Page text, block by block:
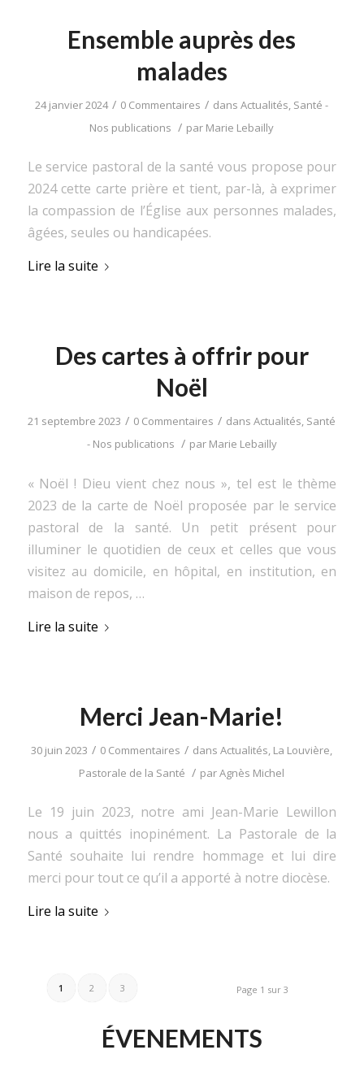
Ensemble auprès des
malades
24 janvier 2024 / 0 Commentaires / dansActualités, Santé -
Nos publications / par Marie Lebailly
Le service pastoral de la santé vous propose pour
2024 cette carte prière et tient, par-là, à exprimer
la compassion de l’Église aux personnes malades,
âgées, seules ou handicapées.
Lire la suite
Des cartes à offrir pour
Noël
21 septembre 2023 / 0 Commentaires / dansActualités, Santé
- Nos publications / par Marie Lebailly
« Noël ! Dieu vient chez nous », tel est le thème
2023 de la carte de Noël proposée par le service
pastoral de la santé. Un petit présent pour
illuminer le quotidien de ceux et celles que vous
visitez au domicile, en hôpital, en institution, en
maison de repos, …
Lire la suite
Merci Jean-Marie!
30 juin 2023 / 0 Commentaires / dansActualités, La Louvière,
Pastorale de la Santé / parAgnès Michel
Le 19 juin 2023, notre ami Jean-Marie Lewillon
nous a quittés inopinément. La Pastorale de la
Santé souhaite lui rendre hommage et lui dire
merci pour tout ce qu’il a apporté à notre diocèse.
Lire la suite
Page 1 sur 3
1 2 3
ÉVENEMENTS